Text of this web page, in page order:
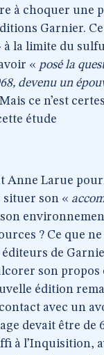
à choquer une
Garnier.
à la limite du
« posé la
devenu un
ce n’est
étude
Anne Larue
situer son «
? Ce que
éditeurs de
son propos
édition
avec un
devait être de
à l’Inquisition,